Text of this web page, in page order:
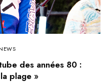
des années 80 :
plage »